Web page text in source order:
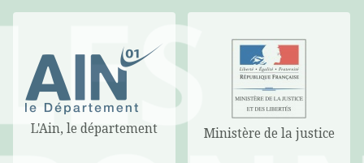
L'Ain, le département Ministère de la justice